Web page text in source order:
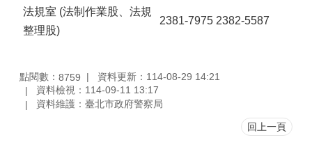
法規室 (法制作業股、法規
整理股)
2381-7975 2382-5587
點閱數： 8759
資料更新：114-08-29 14:21
資料檢視：114-09-11 13:17
資料維護：臺北市政府警察局
回上一頁